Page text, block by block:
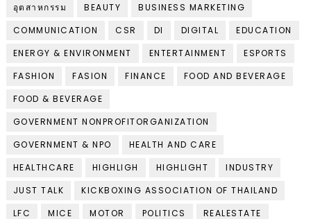
อุตสาหกรรม
BEAUTY
BUSINESS MARKETING
COMMUNICATION
CSR DI DIGITAL
EDUCATION
ENERGY & ENVIRONMENT
ENTERTAINMENT
ESPORTS
FASHION
FASION FINANCE
FOOD AND BEVERAGE
FOOD & BEVERAGE
GOVERNMENT NONPROFITORGANIZATION
GOVERNMENT & NPO
HEALTH AND CARE
HEALTHCARE
HIGHLIGH HIGHLIGHT
INDUSTRY
JUST TALK
KICKBOXING ASSOCIATION OF THAILAND
LFC
MICE MOTOR POLITICS
REALESTATE